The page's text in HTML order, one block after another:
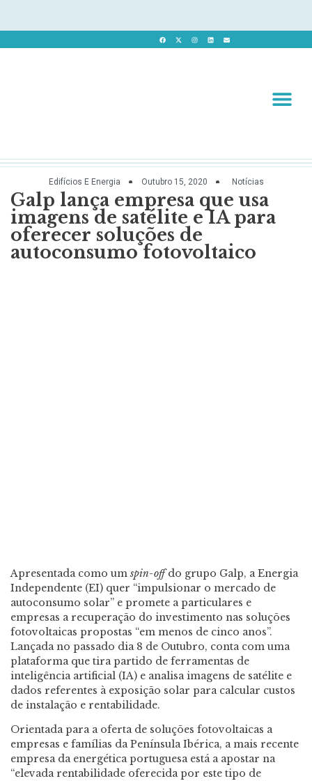
Edifícios E Energia Outubro 15, 2020 Notícias
Galp lança empresa que usa
imagens de satélite e IA para
oferecer soluções de
autoconsumo fotovoltaico
Apresentada como um spin-offdo grupo Galp, a Energia
Independente (EI) quer “impulsionar o mercado de
autoconsumo solar” e promete a particulares e
empresas a recuperação do investimento nas soluções
fotovoltaicas propostas “em menos de cinco anos”.
Lançada no passado dia 8 de Outubro, conta com uma
plataforma que tira partido de ferramentas de
inteligência artificial (IA) e analisa imagens de satélite e
dados referentes à exposição solar para calcular custos
de instalação e rentabilidade.
Orientada para a oferta de soluções fotovoltaicas a
empresas e famílias da Península Ibérica, a mais recente
empresa da energética portuguesa está a apostar na
“elevada rentabilidade oferecida por este tipo de